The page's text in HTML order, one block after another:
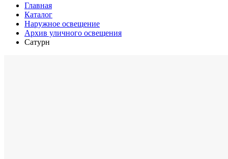
Главная
Каталог
Наружное освещение
Архив уличного освещения
Сатурн